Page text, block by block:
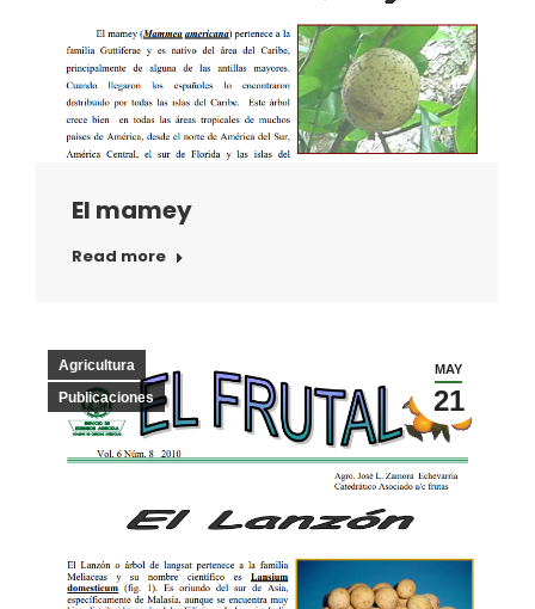
El mamey
Read more
MAY
21
Agricultura
Publicaciones